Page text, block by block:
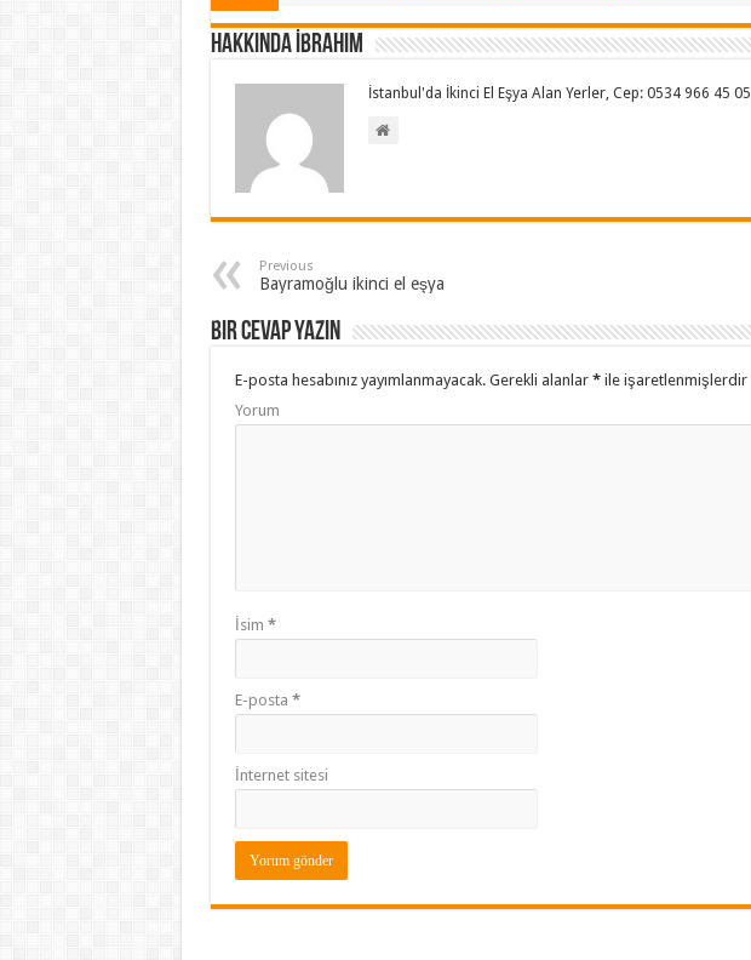
Hakkında İbrahim
İstanbul'da İkinci El Eşya Alan Yerler, Cep: 0534 966 45 05
Previous
Bayramoğlu ikinci el eşya
Bir cevap yazın
E-posta hesabınız yayımlanmayacak.Gerekli alanlar *ile işaretlenmişlerdir
Yorum
İsim *
E-posta *
İnternet sitesi